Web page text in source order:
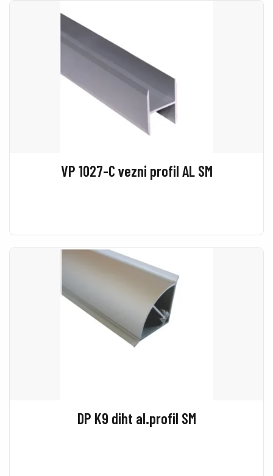
VP 1027-C vezni profil AL SM
DP K9 diht al.profil SM